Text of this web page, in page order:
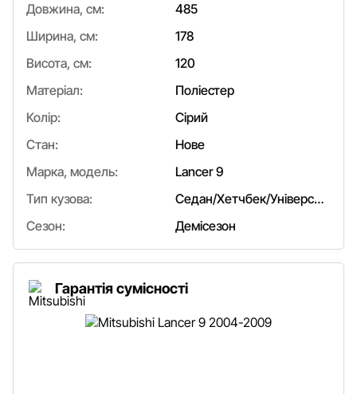
Довжина, см:
485
Ширина, см:
178
Висота, см:
120
Матеріал:
Поліестер
Колір:
Сірий
Стан:
Нове
Марка, модель:
Lancer 9
Тип кузова:
Седан/Хетчбек/Універсал
Сезон:
Демісезон
Гарантія сумісності